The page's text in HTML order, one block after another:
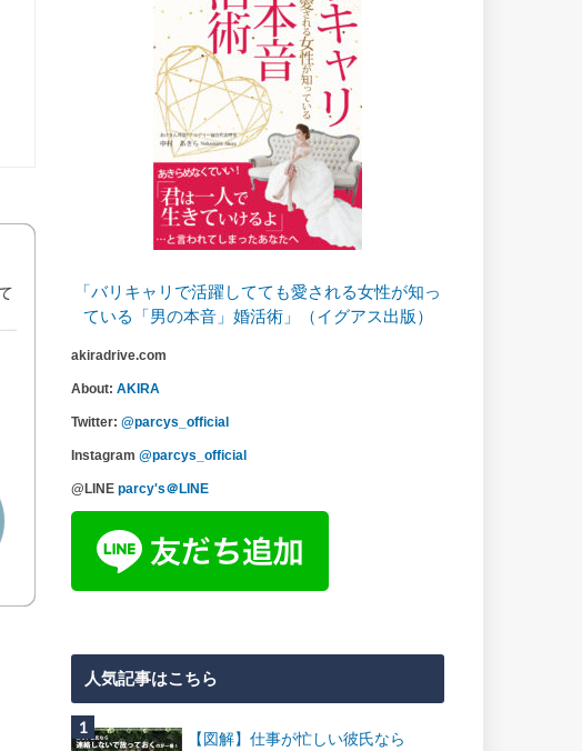
「バリキャリで活躍してても愛される女性が知っ
ている「男の本音」婚活術」（イグアス出版）
akiradrive.com
About: AKIRA
Twitter: @parcys_official
Instagram @parcys_official
@LINE parcy's＠LINE
人気記事はこちら
【図解】仕事が忙しい彼氏なら